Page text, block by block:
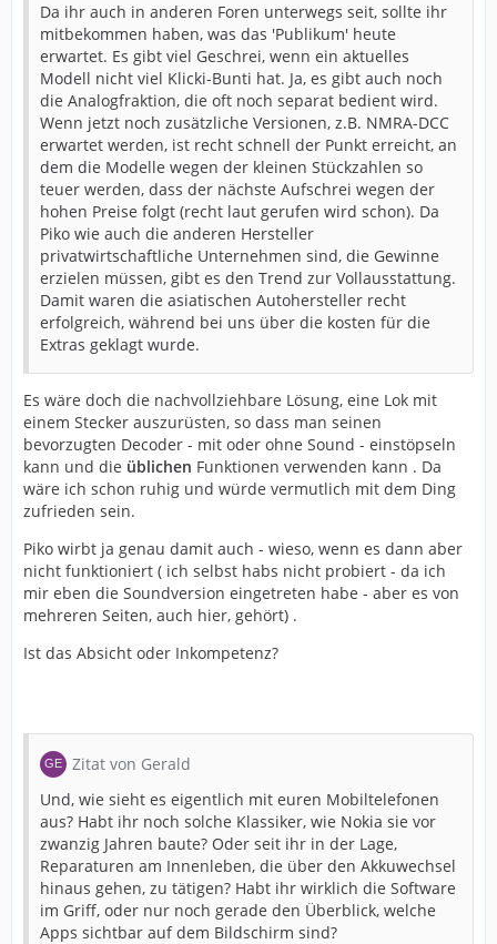
Da ihr auch in anderen Foren unterwegs seit, sollte ihr
mitbekommen haben, was das 'Publikum' heute
erwartet. Es gibt viel Geschrei, wenn ein aktuelles
Modell nicht viel Klicki-Bunti hat. Ja, es gibt auch noch
die Analogfraktion, die oft noch separat bedient wird.
Wenn jetzt noch zusätzliche Versionen, z.B. NMRA-DCC
erwartet werden, ist recht schnell der Punkt erreicht, an
dem die Modelle wegen der kleinen Stückzahlen so
teuer werden, dass der nächste Aufschrei wegen der
hohen Preise folgt (recht laut gerufen wird schon). Da
Piko wie auch die anderen Hersteller
privatwirtschaftliche Unternehmen sind, die Gewinne
erzielen müssen, gibt es den Trend zur Vollausstattung.
Damit waren die asiatischen Autohersteller recht
erfolgreich, während bei uns über die kosten für die
Extras geklagt wurde.
Es wäre doch die nachvollziehbare Lösung, eine Lok mit
einem Stecker auszurüsten, so dass man seinen
bevorzugten Decoder - mit oder ohne Sound - einstöpseln
kann und die üblichen Funktionen verwenden kann . Da
wäre ich schon ruhig und würde vermutlich mit dem Ding
zufrieden sein.
Piko wirbt ja genau damit auch - wieso, wenn es dann aber
nicht funktioniert ( ich selbst habs nicht probiert - da ich
mir eben die Soundversion eingetreten habe - aber es von
mehreren Seiten, auch hier, gehört) .
Ist das Absicht oder Inkompetenz?
Zitat von Gerald
Und, wie sieht es eigentlich mit euren Mobiltelefonen
aus? Habt ihr noch solche Klassiker, wie Nokia sie vor
zwanzig Jahren baute? Oder seit ihr in der Lage,
Reparaturen am Innenleben, die über den Akkuwechsel
hinaus gehen, zu tätigen? Habt ihr wirklich die Software
im Griff, oder nur noch gerade den Überblick, welche
Apps sichtbar auf dem Bildschirm sind?